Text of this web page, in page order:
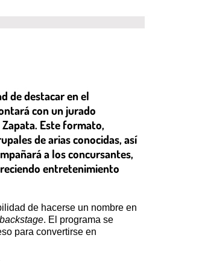
de destacar en el
con un jurado
Este formato,
de arias conocidas, así
a los concursantes,
entretenimiento
de hacerse un nombre en
backstage. El programa se
para convertirse en